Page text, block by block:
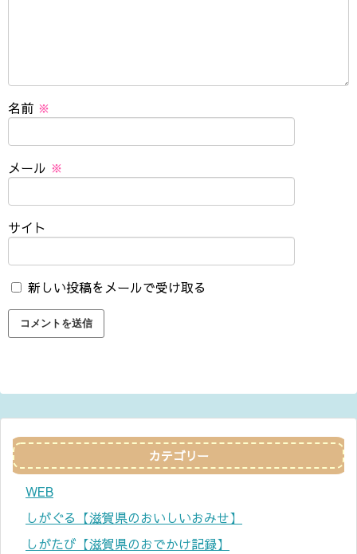
名前 ※
メール ※
サイト
新しい投稿をメールで受け取る
カテゴリー
WEB
しがぐる【滋賀県のおいしいおみせ】
しがたび【滋賀県のおでかけ記録】